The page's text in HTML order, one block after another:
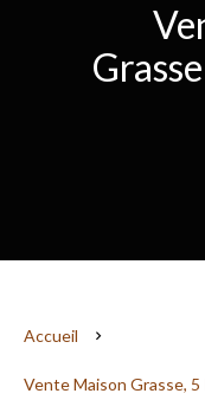
Accueil
Vente Maison Grasse, 5